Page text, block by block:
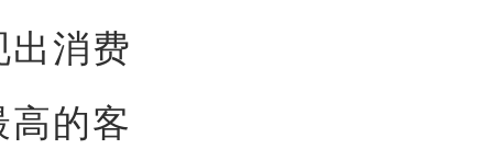
消费
的客